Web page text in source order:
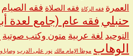
العمرة فقه الزكاة فقه الصلاة فقه الصيام
حنبلي فقه عام (جامع لعدة
التوحيد لغة عربية متون وكتب صوتية
الوهاب موطأ الإمام مالك نور على الدرب وصايا